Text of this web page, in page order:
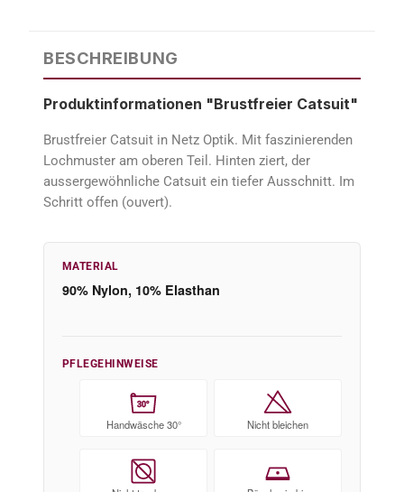
BESCHREIBUNG
Produktinformationen "Brustfreier Catsuit"
Brustfreier Catsuit in Netz Optik. Mit faszinierenden
Lochmuster am oberen Teil. Hinten ziert, der
aussergewöhnliche Catsuit ein tiefer Ausschnitt. Im
Schritt offen (ouvert).
MATERIAL
90% Nylon, 10% Elasthan
PFLEGEHINWEISE
30°
Handwäsche 30° Nicht bleichen